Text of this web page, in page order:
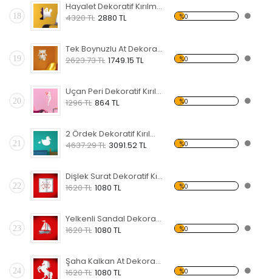
18
Hayalet Dekoratif Kırılmaz Ayna
4320 TL 2880 TL %0
19
Tek Boynuzlu At Dekoratif Kırılmaz Ayna
2623.73 TL 1749.15 TL %0
20
Uçan Peri Dekoratif Kırılmaz Ayna
1296 TL 864 TL %0
21
2 Ördek Dekoratif Kırılmaz Ayna
4637.29 TL 3091.52 TL %0
22
Dişlek Surat Dekoratif Kırılmaz Ayna
1620 TL 1080 TL %0
23
Yelkenli Sandal Dekoratif Kırılmaz Ayna
1620 TL 1080 TL %0
24
Şaha Kalkan At Dekoratif Kırılmaz Ayna
1620 TL 1080 TL %0